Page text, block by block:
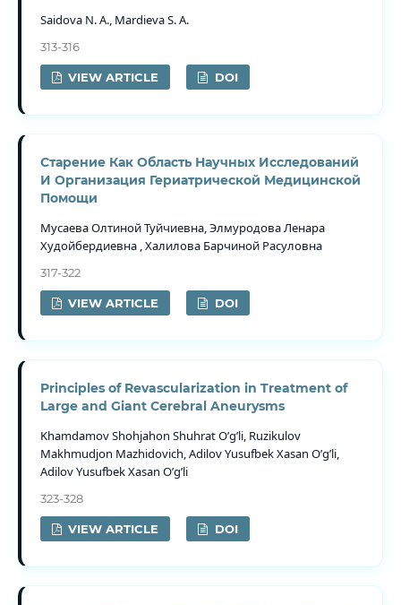
Saidova N. A., Mardieva S. A.
313-316
VIEW ARTICLE DOI
Старение Как Область Научных Исследований
И Организация Гериатрической Медицинской
Помощи
Мусаева Олтиной Туйчиевна, Элмуродова Ленара
Худойбердиевна , Халилова Барчиной Расуловна
317-322
VIEW ARTICLE DOI
Principles of Revascularization in Treatment of
Large and Giant Cerebral Aneurysms
Khamdamov Shohjahon Shuhrat O’g’li, Ruzikulov
Makhmudjon Mazhidovich, Adilov Yusufbek Xasan O’g’li,
Adilov Yusufbek Xasan O’g’li
323-328
VIEW ARTICLE DOI